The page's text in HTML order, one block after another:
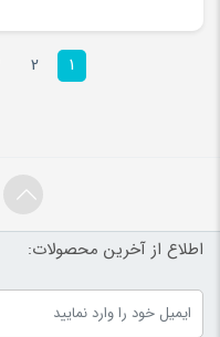
1
2
اطلاع از آخرین محصولات: